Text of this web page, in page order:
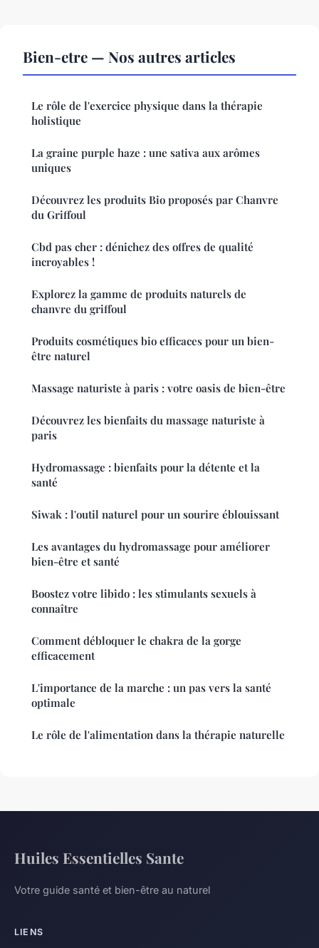
Bien-etre — Nos autres articles
Le rôle de l'exercice physique dans la thérapie
holistique
La graine purple haze : une sativa aux arômes
uniques
Découvrez les produits Bio proposés par Chanvre
du Griffoul
Cbd pas cher : dénichez des offres de qualité
incroyables !
Explorez la gamme de produits naturels de
chanvre du griffoul
Produits cosmétiques bio efficaces pour un bien-
être naturel
Massage naturiste à paris : votre oasis de bien-être
Découvrez les bienfaits du massage naturiste à
paris
Hydromassage : bienfaits pour la détente et la
santé
Siwak : l'outil naturel pour un sourire éblouissant
Les avantages du hydromassage pour améliorer
bien-être et santé
Boostez votre libido : les stimulants sexuels à
connaître
Comment débloquer le chakra de la gorge
efficacement
L'importance de la marche : un pas vers la santé
optimale
Le rôle de l'alimentation dans la thérapie naturelle
Huiles Essentielles Sante
Votre guide santé et bien-être au naturel
LIENS